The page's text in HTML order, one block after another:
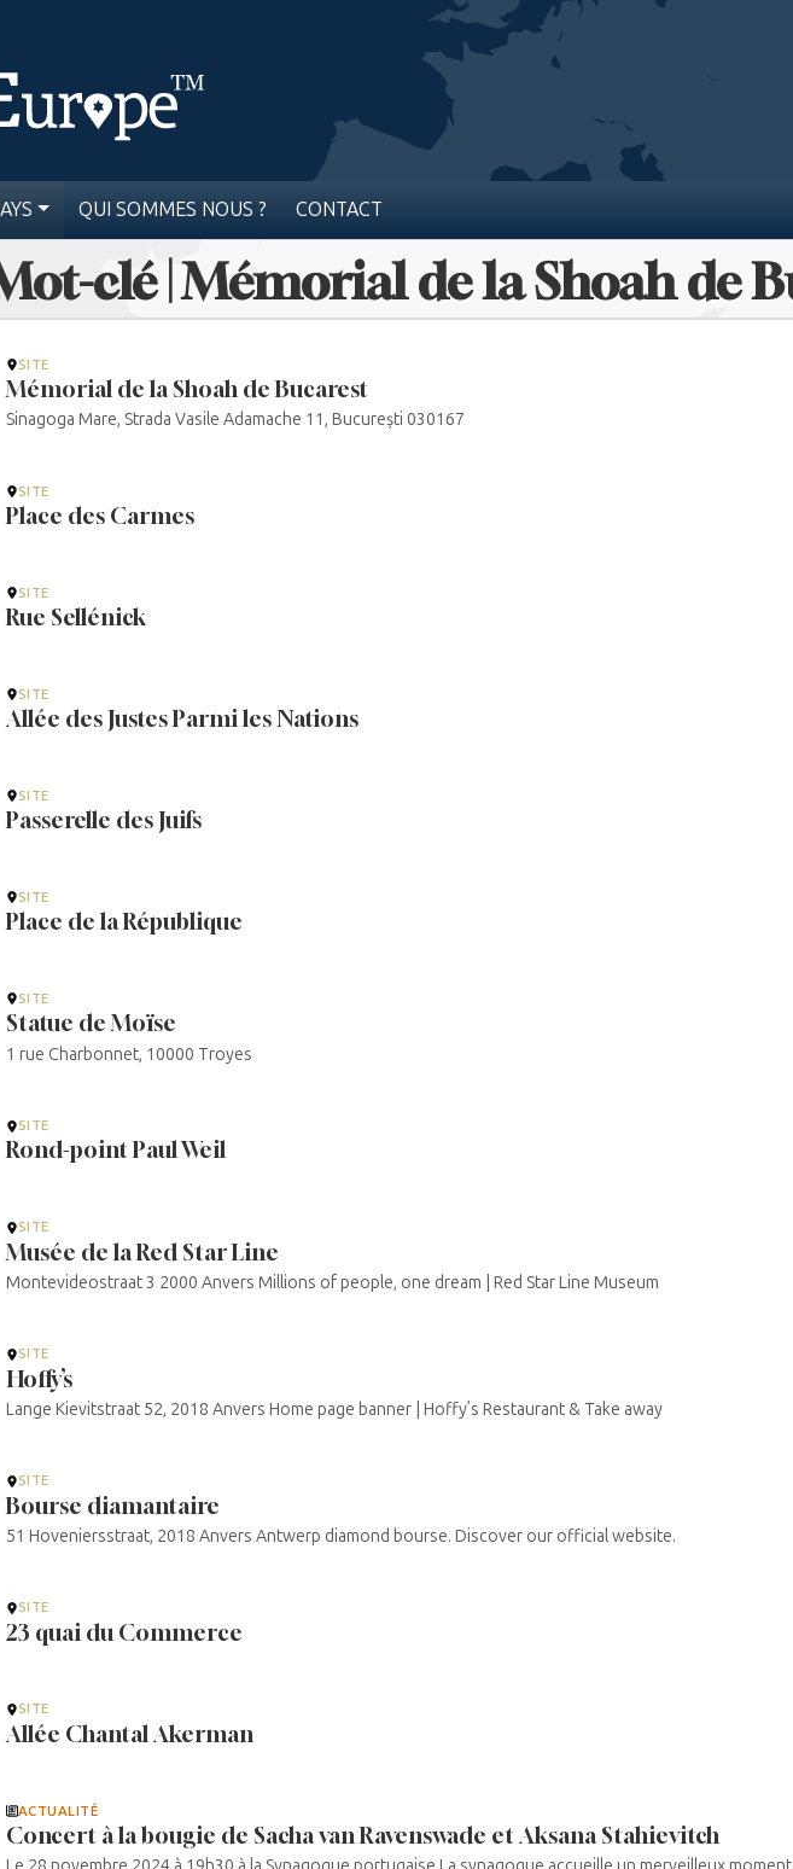
QUI SOMMES NOUS ? CONTACT
clé | Mémorial de la Shoah de
SITE
Mémorial de la Shoah de Bucarest
Sinagoga Mare, Strada Vasile Adamache 11, București 030167
SITE
Place des Carmes
SITE
Rue Sellénick
SITE
Allée des Justes Parmi les Nations
SITE
Passerelle des Juifs
SITE
Place de la République
SITE
Statue de Moïse
1 rue Charbonnet, 10000 Troyes
SITE
Rond-point Paul Weil
SITE
Musée de la Red Star Line
Montevideostraat 3 2000 Anvers Millions of people, one dream | Red Star Line Museum
SITE
Hoffy’s
Lange Kievitstraat 52, 2018 Anvers Home page banner | Hoffy’s Restaurant & Take away
SITE
Bourse diamantaire
51 Hoveniersstraat, 2018 Anvers Antwerp diamond bourse. Discover our official website.
SITE
23 quai du Commerce
SITE
Allée Chantal Akerman
ACTUALITÉ
Concert à la bougie de Sacha van Ravenswade et Aksana Stahievitch